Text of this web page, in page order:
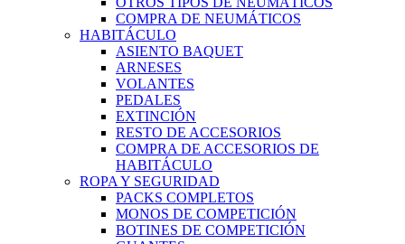
COMPRA DE NEUMÁTICOS
HABITÁCULO
ASIENTO BAQUET
ARNESES
VOLANTES
PEDALES
EXTINCIÓN
RESTO DE ACCESORIOS
COMPRA DE ACCESORIOS DE
HABITÁCULO
ROPA Y SEGURIDAD
PACKS COMPLETOS
MONOS DE COMPETICIÓN
BOTINES DE COMPETICIÓN